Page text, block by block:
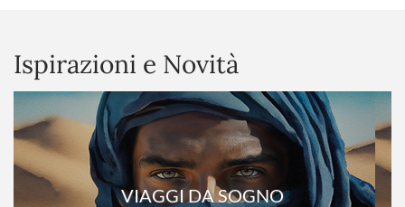
Ispirazioni e Novità
VIAGGI DA SOGNO